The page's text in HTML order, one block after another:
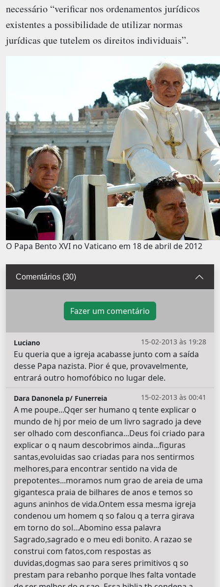
necessário “verificar nos ordenamentos jurídicos
existentes a possibilidade de utilizar normas
jurídicas que tutelem os direitos individuais”.
O Papa Bento XVI no Vaticano em 18 de abril de 2012
Comentários (30)
Fazer um comentário
15-02-2013 às 19:28
Luciano
Eu queria que a igreja acabasse junto com a saída
desse Papa nazista. Pior é que, provavelmente,
entrará outro homofóbico no lugar dele.
15-02-2013 às 00:41
Dara Danonela p/ Funerreia
A me poupe...Qqer ser humano q tente explicar o
mundo de hj por meio de um livro sagrado ja deve
ser olhado com desconfianca...Deus foi criado para
explicar o q naum descobrimos ainda...figuras
santas,evoluidas sao criadas para nos sentirmos
melhores,para encontrar sentido na vida de
prepotentes...moramos num grao de areia de uma
gigantesca praia de bilhares de anos e temos so
aguns aninhos de vida.Ontem essa mesma igreja
condenou um homem q so falou q a terra girava
em torno do sol...Abomino essa palavra
Sagrado,sagrado e o meu edi bonito. A razao se
construi com fatos,com respostas as
duvidas,dogmas sao para seres primitivos q so
prestam para rebanho porque lhes falta vontade